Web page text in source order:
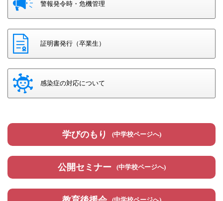
警報発令時・危機管理
証明書発行（卒業生）
感染症の対応について
学びのもり (中学校ページへ)
公開セミナー (中学校ページへ)